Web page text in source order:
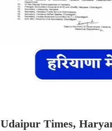
Udaipur Times,